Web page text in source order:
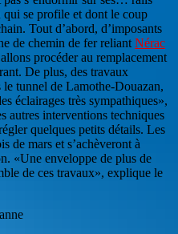
qui se profile et dont le coup
Tout d’abord, d’imposants
de chemin de fer reliantNérac
procéder au remplacement
De plus, des travaux
le tunnel de Lamothe-Douazan,
éclairages très sympathiques»,
autres interventions techniques
quelques petits détails. Les
de mars et s’achèveront à
«Une enveloppe de plus de
de ces travaux», explique le